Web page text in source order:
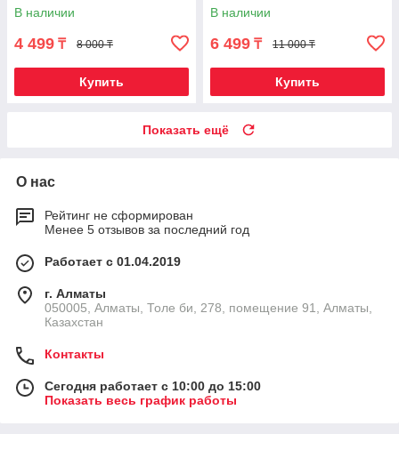
В наличии
4 499 ₸ 8 000 ₸
Купить
В наличии
6 499 ₸ 11 000 ₸
Купить
Показать ещё
О нас
Рейтинг не сформирован
Менее 5 отзывов за последний год
Работает с 01.04.2019
г. Алматы
050005, Алматы, Толе би, 278, помещение 91, Алматы,
Казахстан
Контакты
Сегодня работает с 10:00 до 15:00
Показать весь график работы